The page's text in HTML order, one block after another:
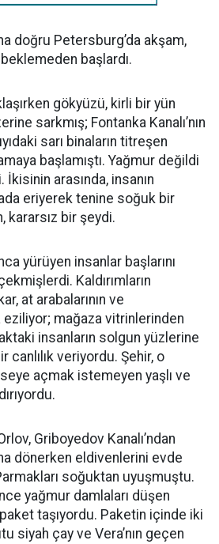
doğru Petersburg’da akşam,
başlardı.
gökyüzü, kirli bir yün
sarkmış; Fontanka Kanalı’nın
sarı binaların titreşen
başlamıştı. Yağmur değildi
arasında, insanın
eriyerek tenine soğuk bir
kararsız bir şeydi.
yürüyen insanlar başlarını
Kaldırımların
at arabalarının ve
eziliyor; mağaza vitrinlerinden
insanların solgun yüzlerine
canlılık veriyordu. Şehir, o
açmak istemeyen yaşlı ve
Griboyedov Kanalı’ndan
dönerken eldivenlerini evde
soğuktan uyuşmuştu.
yağmur damlaları düşen
taşıyordu. Paketin içinde iki
siyah çay ve Vera’nın geçen